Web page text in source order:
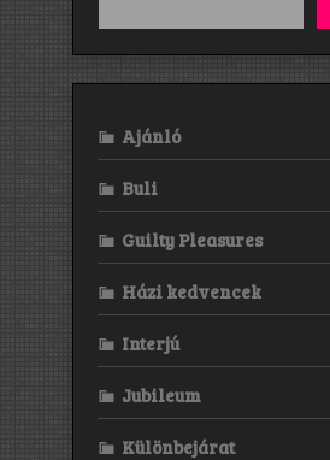
Ajánló
Buli
Guilty Pleasures
Házi kedvencek
Interjú
Jubileum
Különbejárat